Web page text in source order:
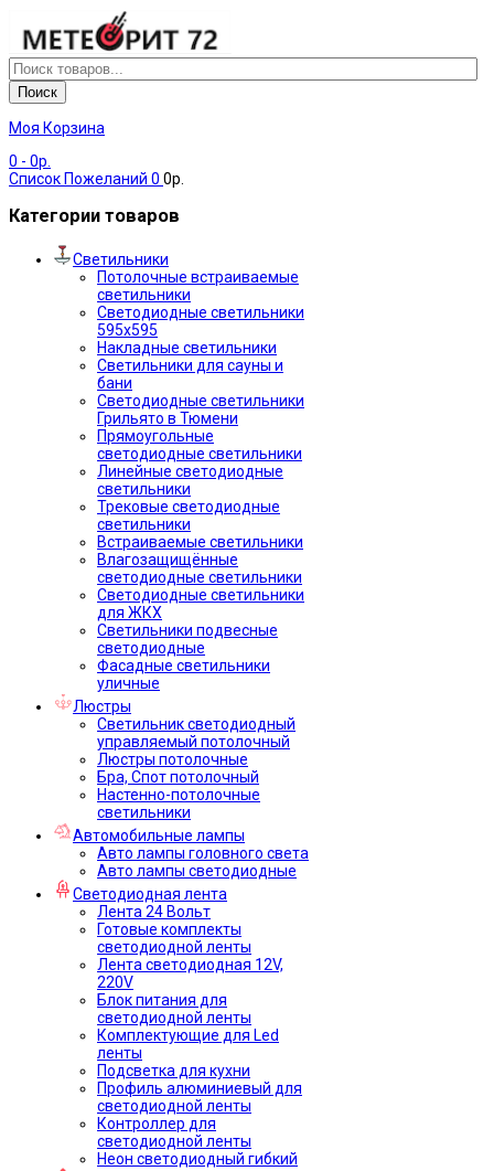
Поиск
Моя Корзина
0 - 0р.
Список Пожеланий 0 0р.
Категории товаров
Светильники
Потолочные встраиваемые
светильники
Светодиодные светильники
595х595
Накладные светильники
Светильники для сауны и
бани
Светодиодные светильники
Грильято в Тюмени
Прямоугольные
светодиодные светильники
Линейные светодиодные
светильники
Трековые светодиодные
светильники
Встраиваемые светильники
Влагозащищённые
светодиодные светильники
Светодиодные светильники
для ЖКХ
Светильники подвесные
светодиодные
Фасадные светильники
уличные
Люстры
Светильник светодиодный
управляемый потолочный
Люстры потолочные
Бра, Спот потолочный
Настенно-потолочные
светильники
Автомобильные лампы
Авто лампы головного света
Авто лампы светодиодные
Светодиодная лента
Лента 24 Вольт
Готовые комплекты
светодиодной ленты
Лента светодиодная 12V,
220V
Блок питания для
светодиодной ленты
Комплектующие для Led
ленты
Подсветка для кухни
Профиль алюминиевый для
светодиодной ленты
Контроллер для
светодиодной ленты
Неон светодиодный гибкий